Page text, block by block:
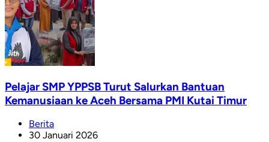
Pelajar SMP YPPSB Turut Salurkan Bantuan
Kemanusiaan ke Aceh Bersama PMI Kutai Timur
Berita
30 Januari 2026